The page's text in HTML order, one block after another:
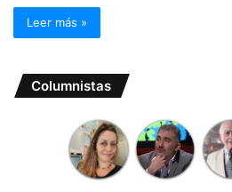
Leer más »
Columnistas